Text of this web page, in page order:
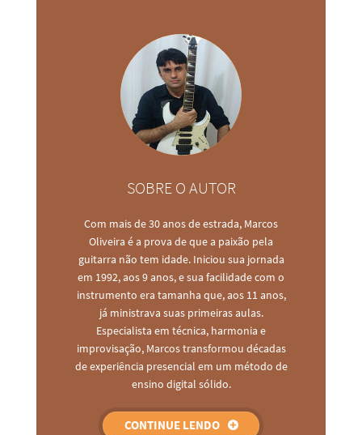
SOBRE O AUTOR
Com mais de 30 anos de estrada, Marcos
Oliveira é a prova de que a paixão pela
guitarra não tem idade. Iniciou sua jornada
em 1992, aos 9 anos, e sua facilidade com o
instrumento era tamanha que, aos 11 anos,
já ministrava suas primeiras aulas.
Especialista em técnica, harmonia e
improvisação, Marcos transformou décadas
de experiência presencial em um método de
ensino digital sólido.
CONTINUE LENDO